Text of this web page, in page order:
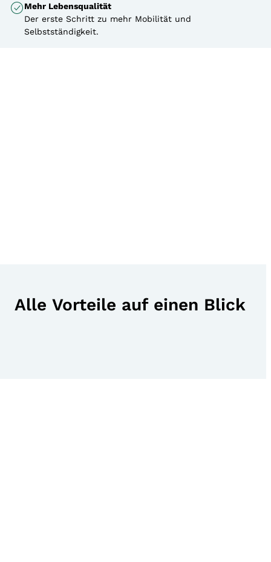
Mehr Lebensqualität
Der erste Schritt zu mehr Mobilität und
Selbstständigkeit.
Alle Vorteile auf einen Blick